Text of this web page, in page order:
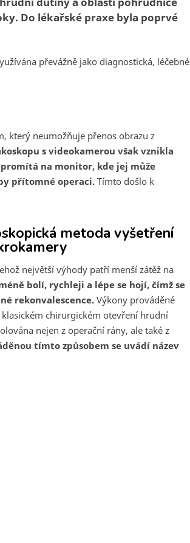
Do lékařské praxe byla poprvé
převážně jako diagnostická, léčebné
který neumožňuje přenos obrazu z
s videokamerou však vznikla
promítá na monitor, kde jej může
přítomné operaci.Tímto došlo k
metoda vyšetření
největší výhody patří menší zátěž na
bolí, rychleji a lépe se hojí, čímž se
rekonvalescence. Výkony prováděné
chirurgickém otevření hrudní
nejen z operační rány, ale také z
tímto způsobem se uvádí název